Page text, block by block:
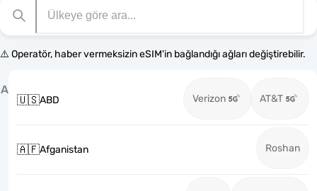
⚠️ Operatör, haber vermeksizin eSIM'in bağlandığı ağları değiştirebilir.
A
🇺🇸ABD Verizon AT&T
🇦🇫Afganistan Roshan